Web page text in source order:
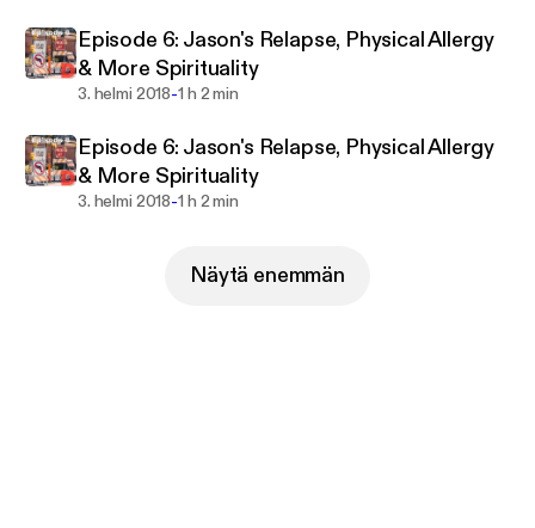
Episode 6: Jason's Relapse, Physical Allergy
& More Spirituality
3. helmi 2018-1 h 2 min
Episode 6: Jason's Relapse, Physical Allergy
& More Spirituality
3. helmi 2018-1 h 2 min
Näytä enemmän